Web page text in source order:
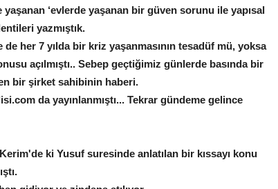
‘evlerde yaşanan bir güven sorunu ile yapısal
yazmıştık.
her 7 yılda bir kriz yaşanmasının tesadüf mü, yoksa
açılmıştı.. Sebep geçtiğimiz günlerde basında bir
bir şirket sahibinin haberi.
da yayınlanmıştı... Tekrar gündeme gelince
ki Yusuf suresinde anlatılan bir kıssayı konu